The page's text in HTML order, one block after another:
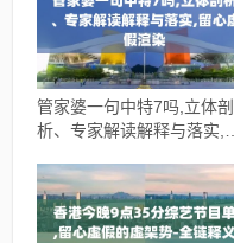
管家婆一句中特7吗,立体剖
析、专家解读解释与落实,留